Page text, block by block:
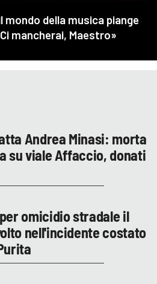
Andrea Minasi: morta
su viale Affaccio, donati
omicidio stradale il
nell'incidente costato